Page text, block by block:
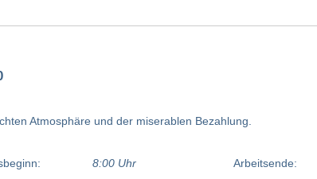
Atmosphäre und der miserablen Bezahlung.
8:00 Uhr Arbeitsende: